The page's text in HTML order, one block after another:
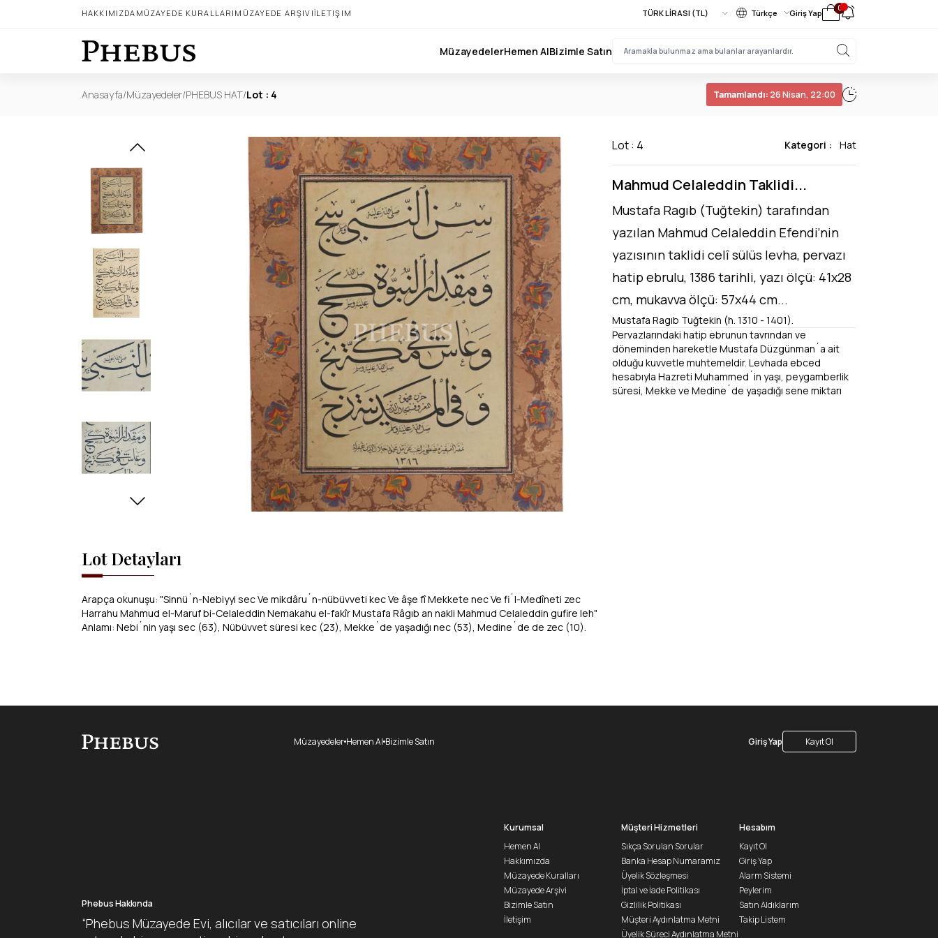
HAKKIMIZDA MÜZAYEDE KURALLARI MÜZAYEDE ARŞIVIİLETIŞIM Türkçe Giriş Yap 0
MüzayedelerHemen AlBizimle Satın
Anasayfa/Müzayedeler/PHEBUS HAT/Lot : 4 Tamamlandı: 26 Nisan, 22:00
Lot Detayları
Arapça okunuşu: "Sinnü´n-Nebiyyi sec Ve mikdâru´n-nübüvveti kec Ve âşe fî Mekkete nec Ve fi´l-Medîneti zec
Harrahu Mahmud el-Maruf bi-Celaleddin Nemakahu el-fakîr Mustafa Râgıb an nakli Mahmud Celaleddin gufire leh"
Anlamı: Nebi´nin yaşı sec (63), Nübüvvet süresi kec (23), Mekke´de yaşadığı nec (53), Medine´de de zec (10).
Lot : 4 Kategori : Hat
Mahmud Celaleddin Taklidi...
Mustafa Ragıb (Tuğtekin) tarafından
yazılan Mahmud Celaleddin Efendi’nin
yazısının taklidi celî sülüs levha, pervazı
hatip ebrulu, 1386 tarihli, yazı ölçü: 41x28
cm, mukavva ölçü: 57x44 cm...
Mustafa Ragıb Tuğtekin (h. 1310 - 1401).
Pervazlarındaki hatip ebrunun tavrından ve
döneminden hareketle Mustafa Düzgünman´a ait
olduğu kuvvetle muhtemeldir. Levhada ebced
hesabıyla Hazreti Muhammed´in yaşı, peygamberlik
süresi, Mekke ve Medine´de yaşadığı sene miktarı
MüzayedelerHemen Al Bizimle Satın Giriş Yap Kayıt Ol
Phebus Hakkında
“Phebus Müzayede Evi, alıcılar ve satıcıları online
Kurumsal
Hemen Al
Hakkımızda
Müzayede Kuralları
Müzayede Arşivi
Bizimle Satın
İletişim
Müşteri Hizmetleri
Sıkça Sorulan Sorular
Banka Hesap Numaramız
Üyelik Sözleşmesi
İptal ve İade Politikası
Gizlilik Politikası
Müşteri Aydınlatma Metni
Üyelik Süreci Aydınlatma Metni
Hesabım
Kayıt Ol
Giriş Yap
Alarm Sistemi
Peylerim
Satın Aldıklarım
Takip Listem